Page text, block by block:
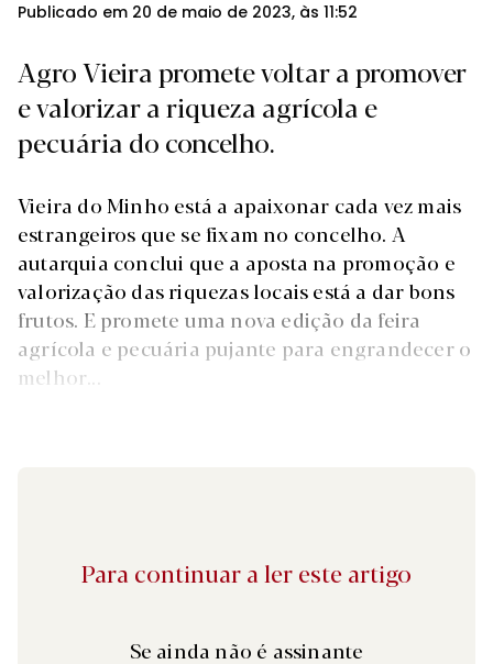
Publicado em 20 de maio de 2023, às 11:52
Agro Vieira promete voltar a promover
e valorizar a riqueza agrícola e
pecuária do concelho.
Vieira do Minho está a apaixonar cada vez mais
estrangeiros que se fixam no concelho. A
autarquia conclui que a aposta na promoção e
valorização das riquezas locais está a dar bons
frutos. E promete uma nova edição da feira
agrícola e pecuária pujante para engrandecer o
melhor...
Para continuar a ler este artigo
Se ainda não é assinante